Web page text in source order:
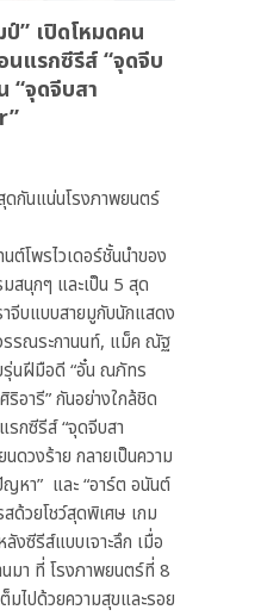
” เปิดโหมดคน
นแรกซีรีส์ “จุดจีบ
“จุดจีบสา
กันแน่นโรงภาพยนตร์
โพรไวเดอร์ชั้นนำของ
สนุกๆ และเป็น 5 สุด
จีบแบบสายมูกับนักแสดง
รรณระกานนท์, แม็ค ณัฐ
นฝีมือดี “อั๋น ณภัทร
ารี” กันอย่างใกล้ชิด
กซีรีส์ “จุดจีบสา
ดวงร้าย กลายเป็นความ
หา” และ “อาร์ต อนันต์
ด้วยโชว์สุดพิเศษ เกม
งซีรีส์แบบเจาะลึก เมื่อ
า ที่ โรงภาพยนตร์ที่ 8
มไปด้วยความสุขและรอย